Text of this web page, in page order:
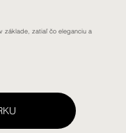
základe, zatiaľ čo eleganciu a